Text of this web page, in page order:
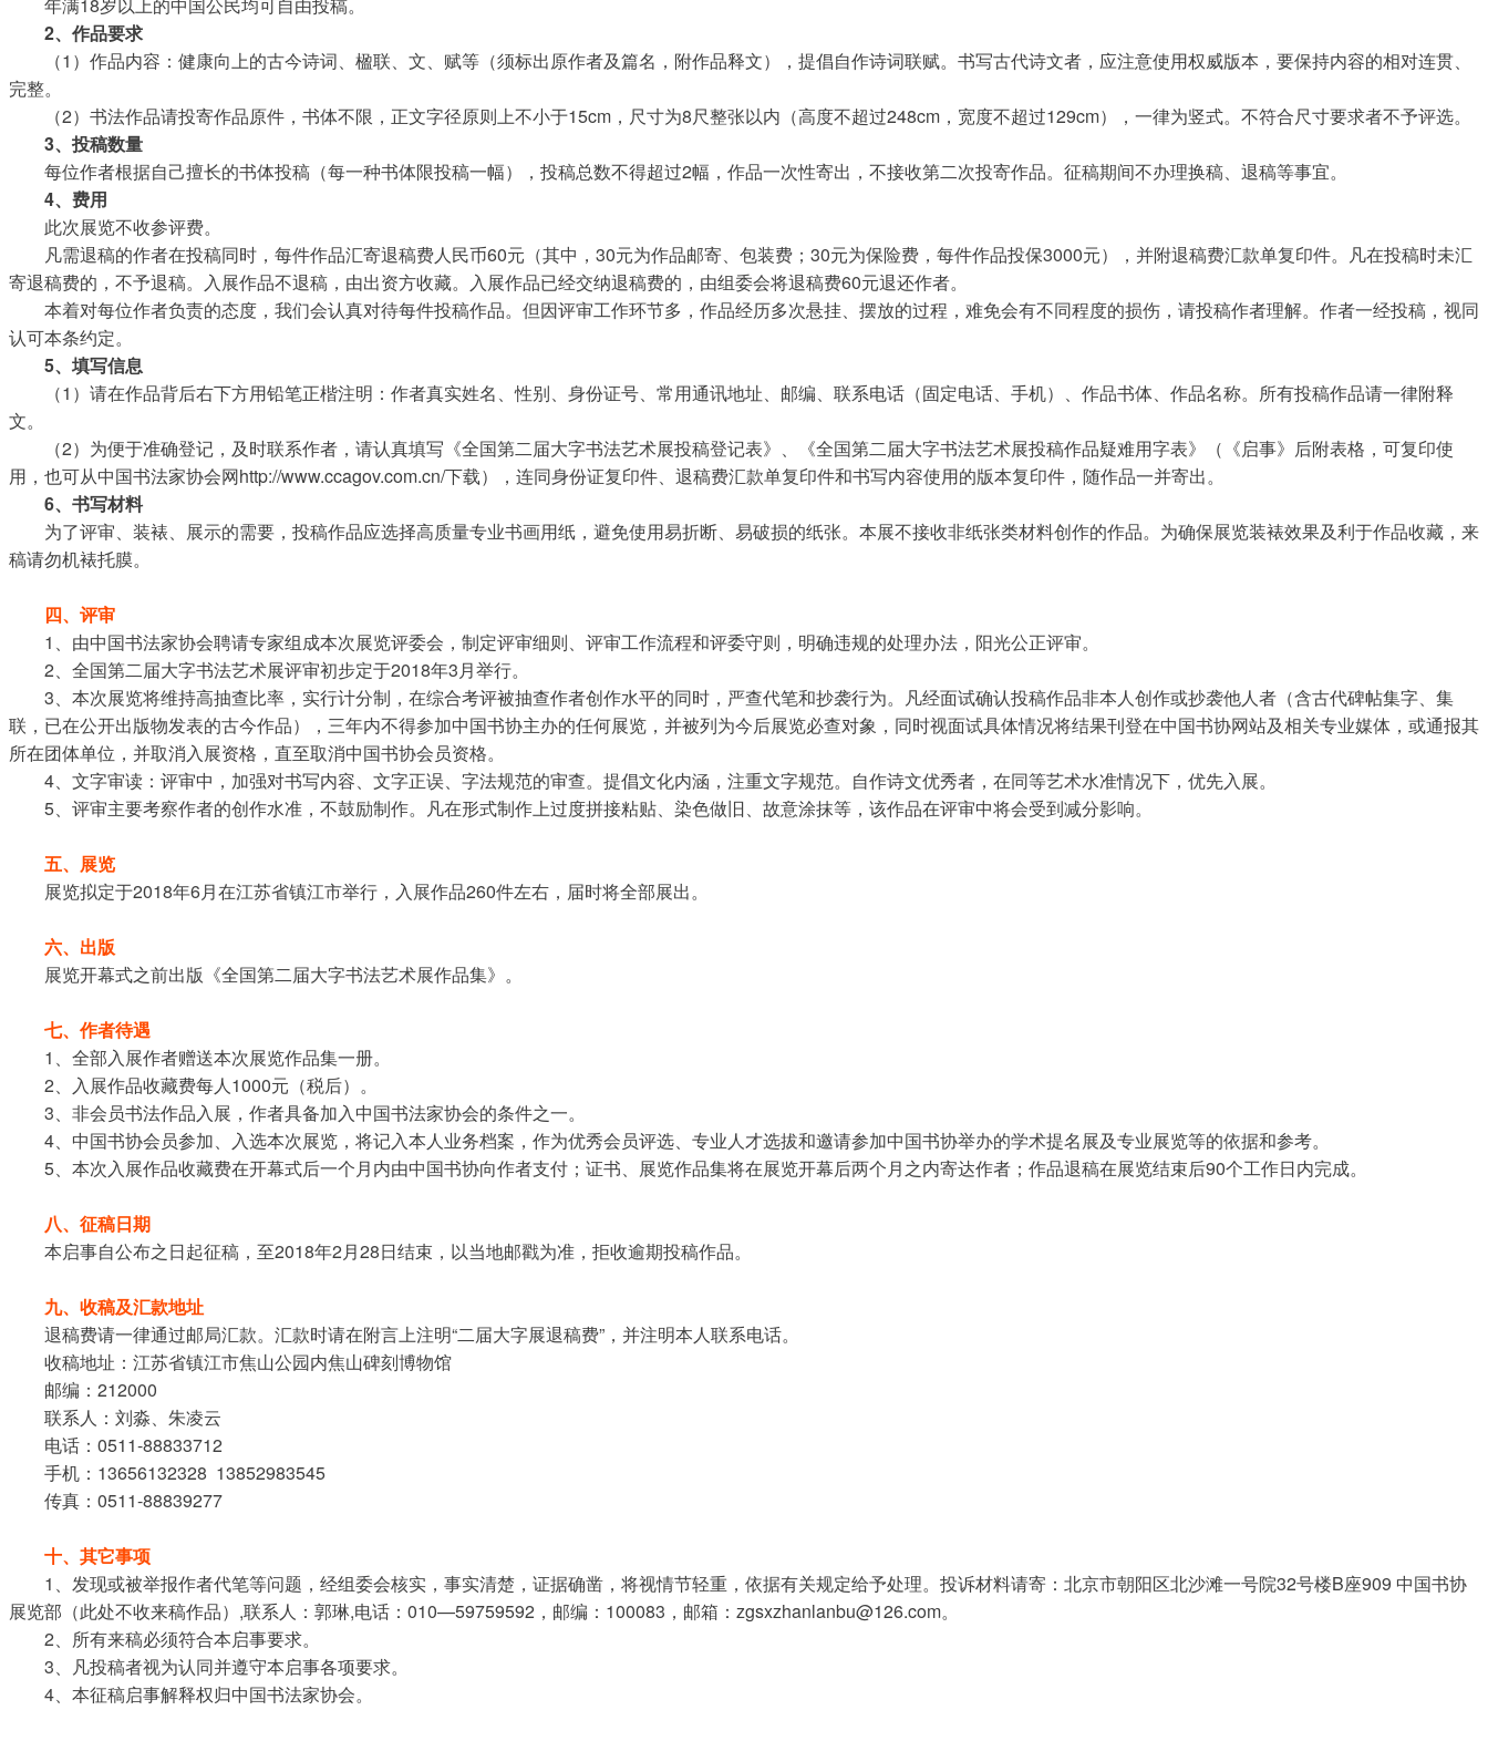
年满18岁以上的中国公民均可自由投稿。
2、作品要求
（1）作品内容：健康向上的古今诗词、楹联、文、赋等（须标出原作者及篇名，附作品释文），提倡自作诗词联赋。书写古代诗文者，应注意使用权威版本，要保持内容的相对连贯、
完整。
（2）书法作品请投寄作品原件，书体不限，正文字径原则上不小于15cm，尺寸为8尺整张以内（高度不超过248cm，宽度不超过129cm），一律为竖式。不符合尺寸要求者不予评选。
3、投稿数量
每位作者根据自己擅长的书体投稿（每一种书体限投稿一幅），投稿总数不得超过2幅，作品一次性寄出，不接收第二次投寄作品。征稿期间不办理换稿、退稿等事宜。
4、费用
此次展览不收参评费。
凡需退稿的作者在投稿同时，每件作品汇寄退稿费人民币60元（其中，30元为作品邮寄、包装费；30元为保险费，每件作品投保3000元），并附退稿费汇款单复印件。凡在投稿时未汇
寄退稿费的，不予退稿。入展作品不退稿，由出资方收藏。入展作品已经交纳退稿费的，由组委会将退稿费60元退还作者。
本着对每位作者负责的态度，我们会认真对待每件投稿作品。但因评审工作环节多，作品经历多次悬挂、摆放的过程，难免会有不同程度的损伤，请投稿作者理解。作者一经投稿，视同
认可本条约定。
5、填写信息
（1）请在作品背后右下方用铅笔正楷注明：作者真实姓名、性别、身份证号、常用通讯地址、邮编、联系电话（固定电话、手机）、作品书体、作品名称。所有投稿作品请一律附释
文。
（2）为便于准确登记，及时联系作者，请认真填写《全国第二届大字书法艺术展投稿登记表》、《全国第二届大字书法艺术展投稿作品疑难用字表》（《启事》后附表格，可复印使
用，也可从中国书法家协会网http://www.ccagov.com.cn/下载），连同身份证复印件、退稿费汇款单复印件和书写内容使用的版本复印件，随作品一并寄出。
6、书写材料
为了评审、装裱、展示的需要，投稿作品应选择高质量专业书画用纸，避免使用易折断、易破损的纸张。本展不接收非纸张类材料创作的作品。为确保展览装裱效果及利于作品收藏，来
稿请勿机裱托膜。
四、评审
1、由中国书法家协会聘请专家组成本次展览评委会，制定评审细则、评审工作流程和评委守则，明确违规的处理办法，阳光公正评审。
2、全国第二届大字书法艺术展评审初步定于2018年3月举行。
3、本次展览将维持高抽查比率，实行计分制，在综合考评被抽查作者创作水平的同时，严查代笔和抄袭行为。凡经面试确认投稿作品非本人创作或抄袭他人者（含古代碑帖集字、集
联，已在公开出版物发表的古今作品），三年内不得参加中国书协主办的任何展览，并被列为今后展览必查对象，同时视面试具体情况将结果刊登在中国书协网站及相关专业媒体，或通报其
所在团体单位，并取消入展资格，直至取消中国书协会员资格。
4、文字审读：评审中，加强对书写内容、文字正误、字法规范的审查。提倡文化内涵，注重文字规范。自作诗文优秀者，在同等艺术水准情况下，优先入展。
5、评审主要考察作者的创作水准，不鼓励制作。凡在形式制作上过度拼接粘贴、染色做旧、故意涂抹等，该作品在评审中将会受到减分影响。
五、展览
展览拟定于2018年6月在江苏省镇江市举行，入展作品260件左右，届时将全部展出。
六、出版
展览开幕式之前出版《全国第二届大字书法艺术展作品集》。
七、作者待遇
1、全部入展作者赠送本次展览作品集一册。
2、入展作品收藏费每人1000元（税后）。
3、非会员书法作品入展，作者具备加入中国书法家协会的条件之一。
4、中国书协会员参加、入选本次展览，将记入本人业务档案，作为优秀会员评选、专业人才选拔和邀请参加中国书协举办的学术提名展及专业展览等的依据和参考。
5、本次入展作品收藏费在开幕式后一个月内由中国书协向作者支付；证书、展览作品集将在展览开幕后两个月之内寄达作者；作品退稿在展览结束后90个工作日内完成。
八、征稿日期
本启事自公布之日起征稿，至2018年2月28日结束，以当地邮戳为准，拒收逾期投稿作品。
九、收稿及汇款地址
退稿费请一律通过邮局汇款。汇款时请在附言上注明“二届大字展退稿费”，并注明本人联系电话。
收稿地址：江苏省镇江市焦山公园内焦山碑刻博物馆
邮编：212000
联系人：刘淼、朱凌云
电话：0511-88833712
手机：13656132328 13852983545
传真：0511-88839277
十、其它事项
1、发现或被举报作者代笔等问题，经组委会核实，事实清楚，证据确凿，将视情节轻重，依据有关规定给予处理。投诉材料请寄：北京市朝阳区北沙滩一号院32号楼B座909 中国书协
展览部（此处不收来稿作品）,联系人：郭琳,电话：010—59759592，邮编：100083，邮箱：zgsxzhanlanbu@126.com。
2、所有来稿必须符合本启事要求。
3、凡投稿者视为认同并遵守本启事各项要求。
4、本征稿启事解释权归中国书法家协会。